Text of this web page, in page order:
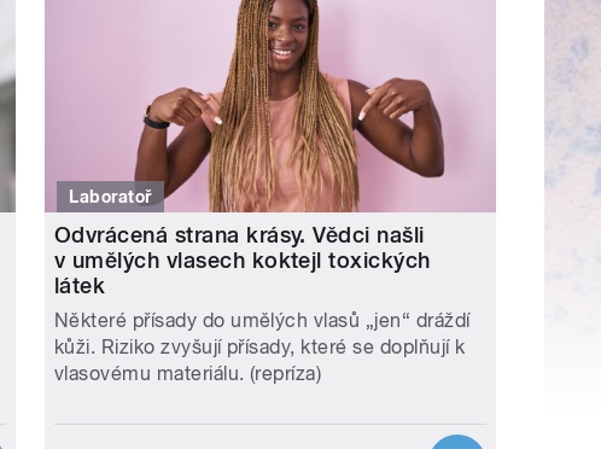
Laboratoř
Odvrácená strana krásy. Vědci našli
v umělých vlasech koktejl toxických
látek
Některé přísady do umělých vlasů „jen“ dráždí
kůži. Riziko zvyšují přísady, které se doplňují k
vlasovému materiálu. (repríza)